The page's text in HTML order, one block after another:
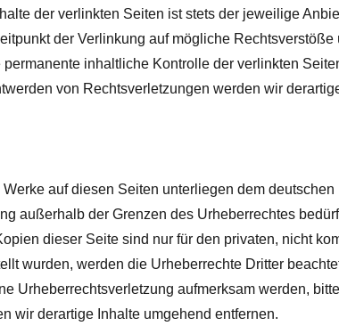
der verlinkten Seiten ist stets der jeweilige
der Verlinkung auf mögliche
permanente inhaltliche Kontrolle der verlinkten
von Rechtsverletzungen werden wir
auf diesen Seiten unterliegen dem
außerhalb der Grenzen des Urheberrechtes
dieser Seite sind nur für den privaten, nicht
wurden, werden die Urheberrechte Dritter
Urheberrechtsverletzung aufmerksam werden,
wir derartige Inhalte umgehend entfernen.